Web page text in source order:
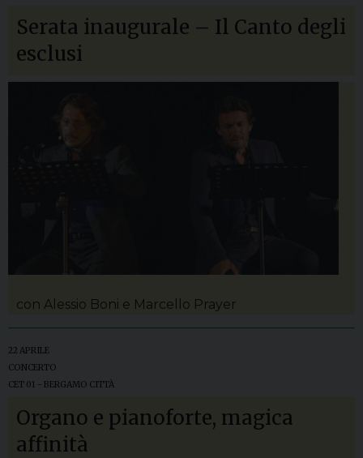
Serata inaugurale – Il Canto degli
esclusi
con Alessio Boni e Marcello Prayer
22 APRILE
CONCERTO
CET 01 - BERGAMO CITTÀ
Organo e pianoforte, magica
affinità